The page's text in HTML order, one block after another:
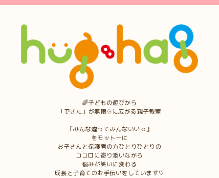
🌈子どもの遊びから
「できた」が無限♾に広がる親子教室
『みんな違ってみんないい☺︎』
をモットーに
お子さんと保護者の方ひとりひとりの
ココロに寄り添いながら
悩みが笑いに変わる
成長と子育てのお手伝いをしています♡